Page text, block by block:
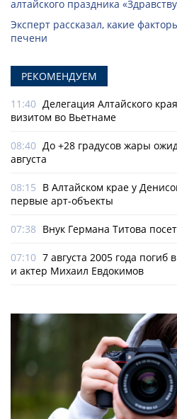
алтайского праздника
Эксперт рассказал, какие
печени
РЕКОМЕНДУЕМ
11:40 Делегация Алтайского
визитом во Вьетнаме
08:40 До +28 градусов жары
августа
08:15 В Алтайском крае у
первые арт-объекты
07:38 Внук Германа Титова
07:10 7 августа 2005 года погиб
и актер Михаил Евдокимов